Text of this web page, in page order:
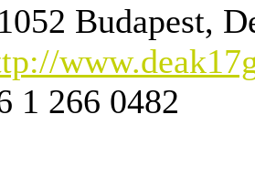
1052 Budapest,
1 266 0482